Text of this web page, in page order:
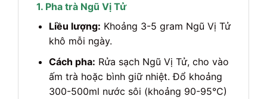
1. Pha trà Ngũ Vị Tử
Liều lượng: Khoảng 3-5 gram Ngũ Vị Tử
khô mỗi ngày.
Cách pha: Rửa sạch Ngũ Vị Tử, cho vào
ấm trà hoặc bình giữ nhiệt. Đổ khoảng
300-500ml nước sôi (khoảng 90-95°C)